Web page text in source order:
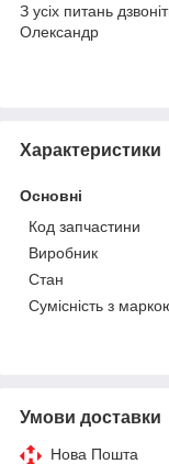
З усіх питань
Олександр
Характеристики
Основні
Код запчастини
Виробник
Стан
Сумісність з
Умови доставки
Нова Пошта